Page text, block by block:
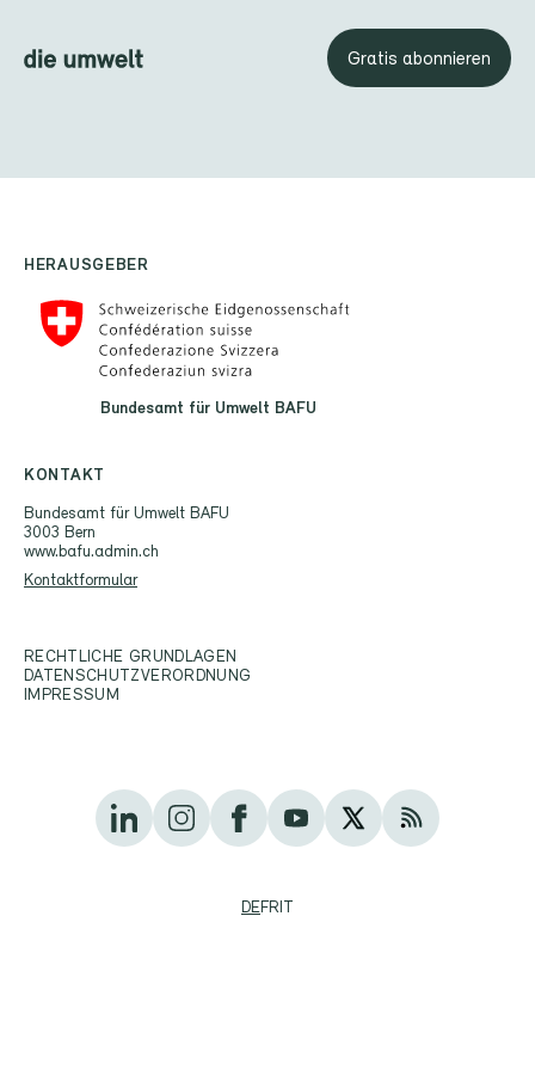
Gratis abonnieren
HERAUSGEBER
Bundesamt für Umwelt BAFU
KONTAKT
Bundesamt für Umwelt BAFU
3003 Bern
www.bafu.admin.ch
Kontaktformular
RECHTLICHE GRUNDLAGEN
DATENSCHUTZVERORDNUNG
IMPRESSUM
DEFRIT